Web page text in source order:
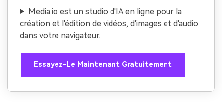
Media.io est un studio d'IA en ligne pour la
création et l'édition de vidéos, d'images et d'audio
dans votre navigateur.
Essayez-Le Maintenant Gratuitement